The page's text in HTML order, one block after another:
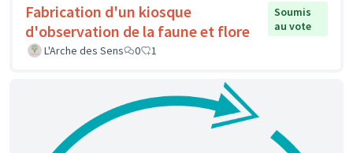
Fabrication d'un kiosque
d'observation de la faune et flore
Soumis
au vote
L'Arche des Sens
0 1